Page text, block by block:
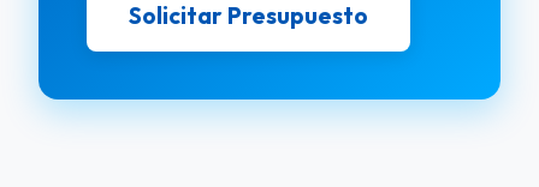
Solicitar Presupuesto